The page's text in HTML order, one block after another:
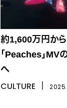
約1,600万円から
「Peaches」MV
へ
CULTURE